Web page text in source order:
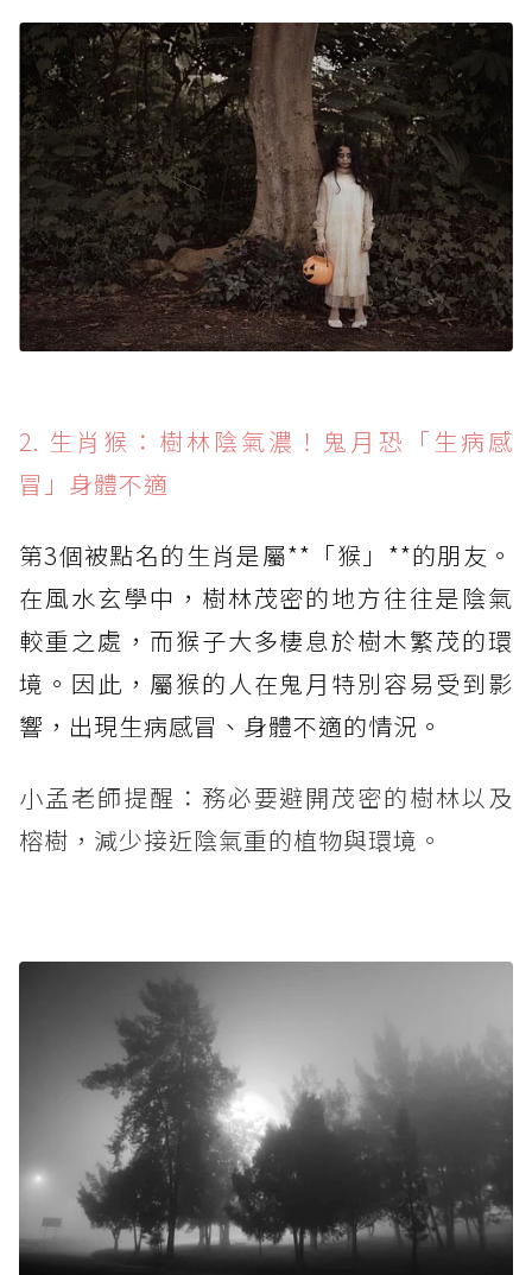
2. 生肖猴：樹林陰氣濃！鬼月恐「生病感
冒」身體不適
第3個被點名的生肖是屬**「猴」**的朋友。
在風水玄學中，樹林茂密的地方往往是陰氣
較重之處，而猴子大多棲息於樹木繁茂的環
境。因此，屬猴的人在鬼月特別容易受到影
響，出現生病感冒、身體不適的情況。
小孟老師提醒：務必要避開茂密的樹林以及
榕樹，減少接近陰氣重的植物與環境。